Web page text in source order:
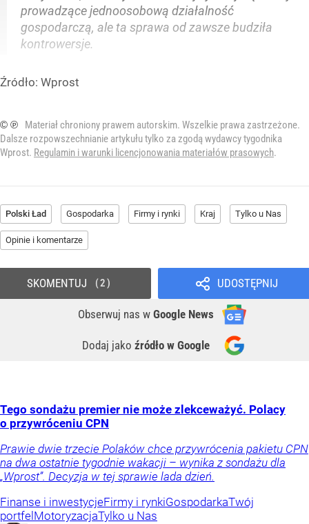
prowadzące jednoosobową działalność
gospodarczą, ale ta sprawa od zawsze budziła
kontrowersje.
Źródło: Wprost
© ℗
Materiał chroniony prawem autorskim. Wszelkie prawa zastrzeżone.
Dalsze rozpowszechnianie artykułu tylko za zgodą wydawcy tygodnika
Wprost. Regulamin i warunki licencjonowania materiałów prasowych.
Polski Ład Gospodarka Firmy i rynki Kraj Tylko u Nas
Opinie i komentarze
UDOSTĘPNIJ
Obserwuj nas w Google News
Dodaj jako źródło w Google
SKOMENTUJ 2
Tego sondażu premier nie może zlekceważyć. Polacy
o przywróceniu CPN
Prawie dwie trzecie Polaków chce przywrócenia pakietu CPN
na dwa ostatnie tygodnie wakacji – wynika z sondażu dla
„Wprost”. Decyzja w tej sprawie lada dzień.
Finanse i inwestycjeFirmy i rynkiGospodarkaTwój
portfel MotoryzacjaTylko u Nas